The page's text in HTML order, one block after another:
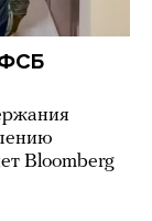
ФСБ
Bloomberg